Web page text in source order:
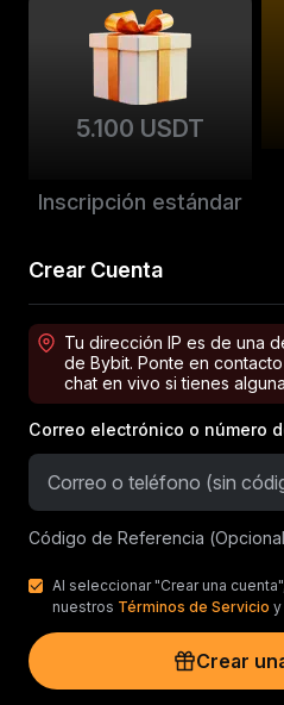
5.100 USDT
Inscripción estándar
Crear Cuenta
Tu dirección IP es de una
de Bybit. Ponte en
chat en vivo si tienes
Correo electrónico o número
Código de Referencia
Al seleccionar "Crear una
nuestros Términos de Servicio y
Crear